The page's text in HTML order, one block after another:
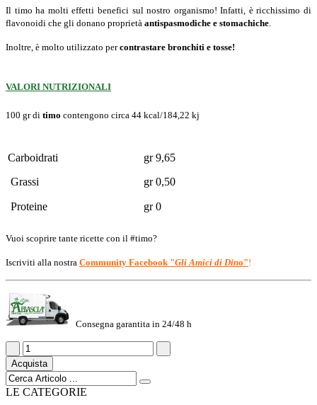
Il timo ha molti effetti benefici sul nostro organismo! Infatti, è ricchissimo di
flavonoidi che gli donano proprietà antispasmodiche e stomachiche
Inoltre, è molto utilizzato percontrastare bronchiti e tosse!
VALORI NUTRIZIONALI
100 gr di timo contengono circa 44 kcal/184,22 kj
Carboidrati
gr 9,65
Grassi
gr 0,50
Proteine gr 0
Vuoi scoprire tante ricette con il #timo?
Iscriviti alla nostra Community Facebook "Gli Amici di Dino"!
Consegna garantita in 24/48 h
Acquista
LE CATEGORIE